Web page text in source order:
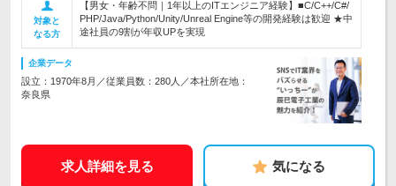
対象と
なる方
【男女・年齢不問｜1年以上のITエンジニア経験】■C/C++/C#/
PHP/Java/Python/Unity/Unreal Engine等の開発経験は歓迎 ★中
途社員の9割が年収UPを実現
企業データ
設立：1970年8月／従業員数：280人／本社所在地：
奈良県
求人詳細を見る 気になる